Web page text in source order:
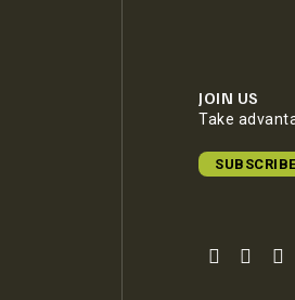
JOIN US
Take
SUBSCRIBE